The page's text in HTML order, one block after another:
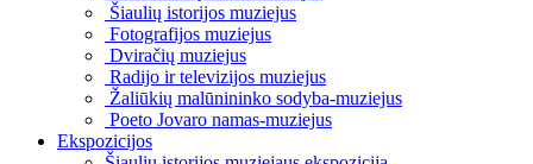
Šiaulių istorijos muziejus
Fotografijos muziejus
Dviračių muziejus
Radijo ir televizijos muziejus
Žaliūkių malūnininko sodyba-muziejus
Poeto Jovaro namas-muziejus
Ekspozicijos